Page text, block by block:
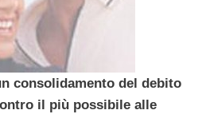
consolidamento del debito
il più possibile alle